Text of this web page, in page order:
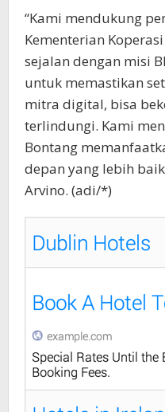
“Kami mendukung
Kementerian
sejalan dengan misi
untuk memastikan
mitra digital, bisa
terlindungi. Kami
Bontang
depan yang lebih
Arvino. (adi/*)